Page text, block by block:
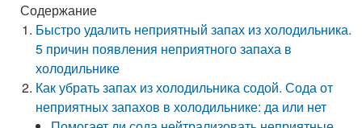
Содержание
Быстро удалить неприятный запах из холодильника.
5 причин появления неприятного запаха в
холодильнике
Как убрать запах из холодильника содой. Сода от
неприятных запахов в холодильнике: да или нет